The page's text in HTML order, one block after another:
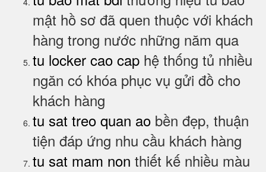
mật hồ sơ đã quen thuộc với khách
hàng trong nước những năm qua
tu locker cao cap hệ thống tủ nhiều
ngăn có khóa phục vụ gửi đồ cho
khách hàng
tu sat treo quan ao bền đẹp, thuận
tiện đáp ứng nhu cầu khách hàng
tu sat mam non thiết kế nhiều màu